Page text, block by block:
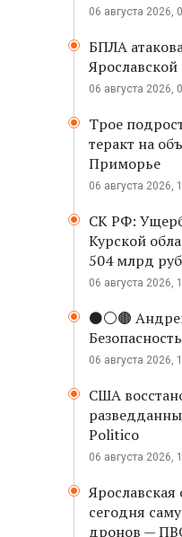
06 августа 2026,
БПЛА
Ярославской
06 августа 2026,
Трое
теракт на
Приморье
06 августа 2026,
СК РФ:
Курской
504 млрд
06 августа 2026,
⚫️⚪️🟤
06 августа 2026,
США
Politico
06 августа 2026,
Ярославская
сегодня
дронов —